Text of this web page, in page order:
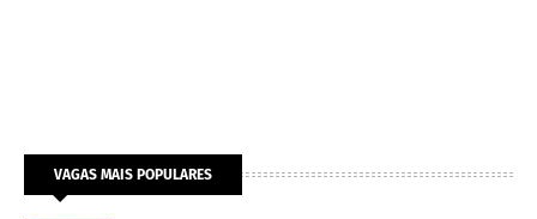
VAGAS MAIS POPULARES